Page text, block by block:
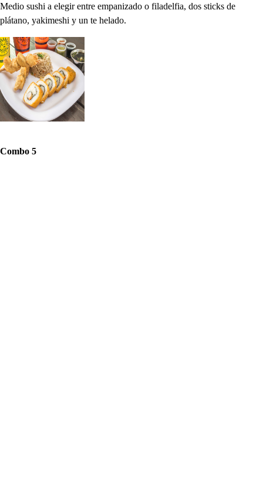
Medio sushi a elegir entre empanizado o filadelfia, dos sticks de
plátano, yakimeshi y un te helado.
Combo 5